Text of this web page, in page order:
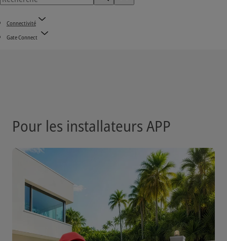
Connectivité
Gate Connect
Pour les installateurs APP